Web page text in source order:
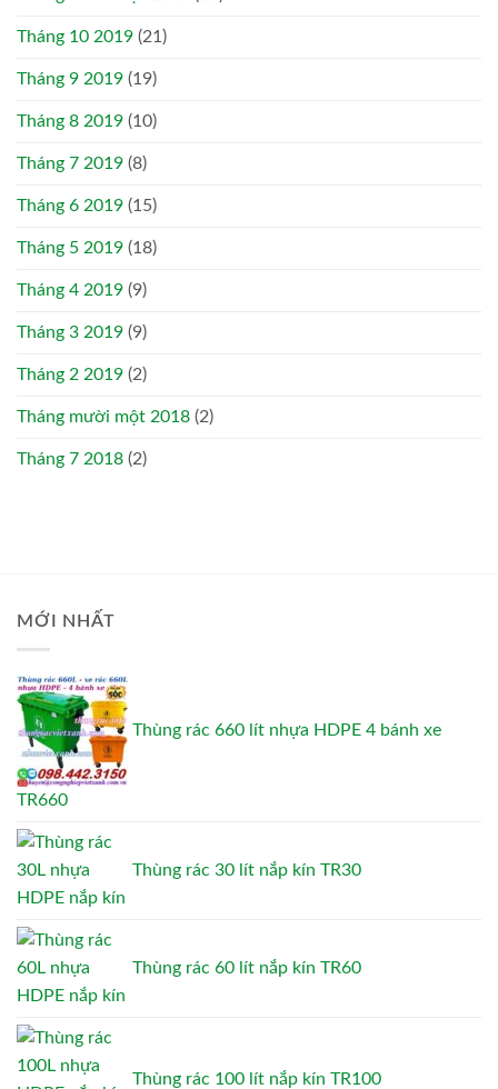
Tháng 10 2019 (21)
Tháng 9 2019 (19)
Tháng 8 2019 (10)
Tháng 7 2019 (8)
Tháng 6 2019 (15)
Tháng 5 2019 (18)
Tháng 4 2019 (9)
Tháng 3 2019 (9)
Tháng 2 2019 (2)
Tháng mười một 2018 (2)
Tháng 7 2018 (2)
MỚI NHẤT
Thùng rác 660 lít nhựa HDPE 4 bánh xe
TR660
Thùng rác 30 lít nắp kín TR30
Thùng rác 60 lít nắp kín TR60
Thùng rác 100 lít nắp kín TR100